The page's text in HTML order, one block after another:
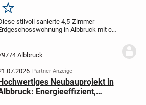
Merken
stilvoll sanierte 4,5-Zimmer-
in Albbruck mit ca.
Großzügige Fenster schaffen
Albbruck
Partner-Anzeige
Neubauprojekt in
Energieeffizient,